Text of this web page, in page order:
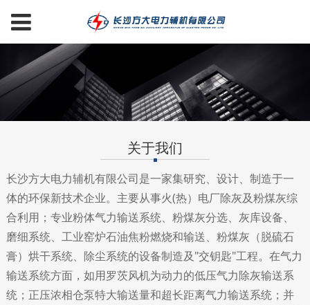
关于我们
长沙方大电力辅机有限公司是一家集研究、设计、制造于一
体的环保新技术企业。主要从事火(热）电厂除灰及粉煤灰综
合利用；专业粉体气力输送系统、粉煤灰分选、灰库设备、
磨细系统、工业窑炉石油焦粉燃烧和输送、粉煤灰（脱硫石
膏）烘干系统、除尘系统的设备制造及"交钥匙"工程。在气力
输送系统方面，如用罗茨风机为动力的低压气力除灰输送系
统；正压浓相仓泵特大输送量和超长距离气力输送系统；并